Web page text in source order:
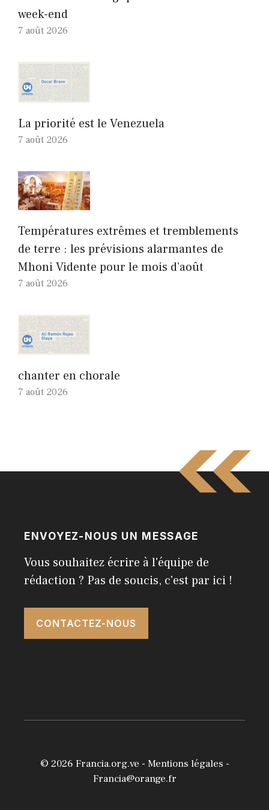
week-end
7 août 2026
La priorité est le Venezuela
7 août 2026
Températures extrêmes et tremblements
de terre : les prévisions alarmantes de
Mhoni Vidente pour le mois d’août
7 août 2026
chanter en chorale
7 août 2026
ENVOYEZ-NOUS UN MESSAGE
Vous souhaitez écrire à l'équipe de
rédaction ? Pas de soucis, c'est par ici !
CONTACTEZ-NOUS
© 2026 Francia.org.ve - Mentions légales -
Francia@orange.fr